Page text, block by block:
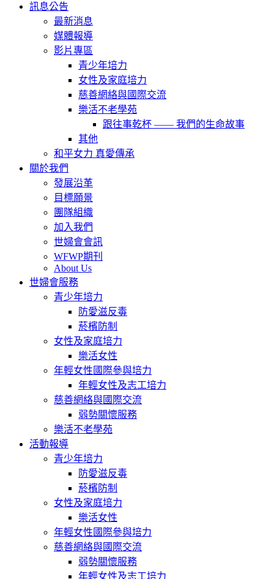
訊息公告
最新消息
媒體報導
影片專區
青少年培力
女性及家庭培力
慈善網絡與國際交流
樂活不老學苑
跟往事乾杯 —— 我們的生命故事
其他
和平女力 真愛傳承
關於我們
發展沿革
目標願景
團隊組織
加入我們
世婦會會訊
WFWP期刊
About Us
世婦會服務
青少年培力
防愛滋反毒
菸檳防制
女性及家庭培力
樂活女性
年輕女性國際參與培力
年輕女性及志工培力
慈善網絡與國際交流
弱勢關懷服務
樂活不老學苑
活動報導
青少年培力
防愛滋反毒
菸檳防制
女性及家庭培力
樂活女性
年輕女性國際參與培力
慈善網絡與國際交流
弱勢關懷服務
年輕女性及志工培力